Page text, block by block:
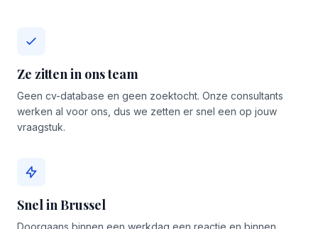
Ze zitten in ons team
Geen cv-database en geen zoektocht. Onze consultants
werken al voor ons, dus we zetten er snel een op jouw
vraagstuk.
Snel in Brussel
Doorgaans binnen een werkdag een reactie en binnen